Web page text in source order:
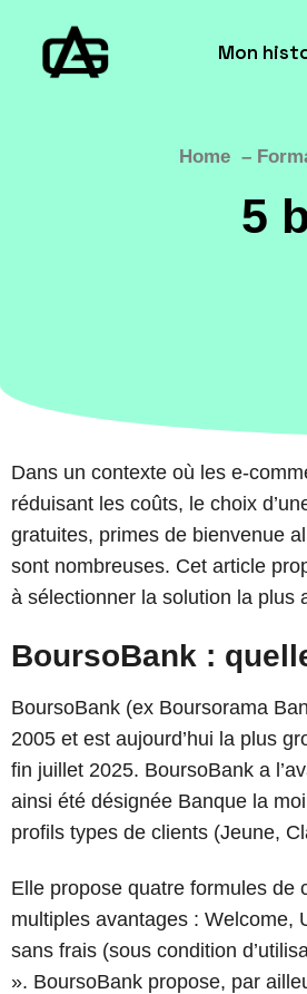
Mon
Home
5
Dans un contexte où les e-
réduisant les coûts, le choix
gratuites, primes de bienvenue
sont nombreuses. Cet article
à sélectionner la solution la plus
BoursoBank :
BoursoBank (ex Boursorama
2005 et est aujourd’hui la plus
fin juillet 2025. BoursoBank a
ainsi été désignée Banque la
profils types de clients (Jeune,
Elle propose quatre formules de
multiples avantages : Welcome,
sans frais (sous condition
». BoursoBank propose, par